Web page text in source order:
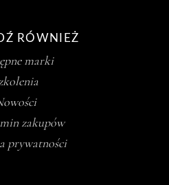
RÓWNIEŻ
marki
zakupów
prywatności